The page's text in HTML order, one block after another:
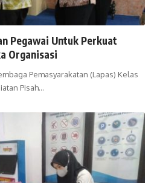
Pegawai Untuk Perkuat
Organisasi
Pemasyarakatan (Lapas) Kelas
Pisah…